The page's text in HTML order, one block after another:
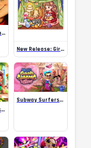
Surfistas de Metrô de Naag
New Release: Girl Spaces Cute & Easy Coloring Book by Southern Lotus!
Subway Surfers World Tour Sydney 2024
Subway Surfers Greece 2024